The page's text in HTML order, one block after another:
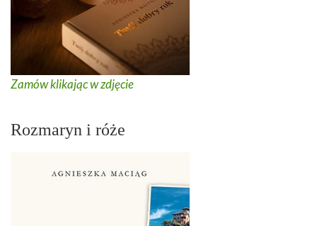
Zamów klikając w zdjęcie
Rozmaryn i róże